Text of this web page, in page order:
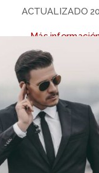
ACTUALIZADO
Más